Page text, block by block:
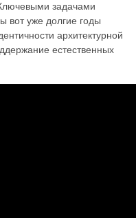
задачами
вот уже долгие годы
архитектурной
естественных